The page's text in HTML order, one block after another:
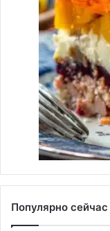
Популярно сейчас